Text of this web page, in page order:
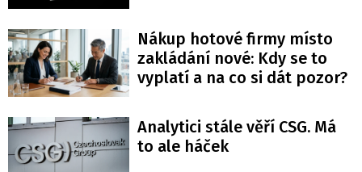
Nákup hotové firmy místo
zakládání nové: Kdy se to
vyplatí a na co si dát pozor?
Analytici stále věří CSG. Má
to ale háček